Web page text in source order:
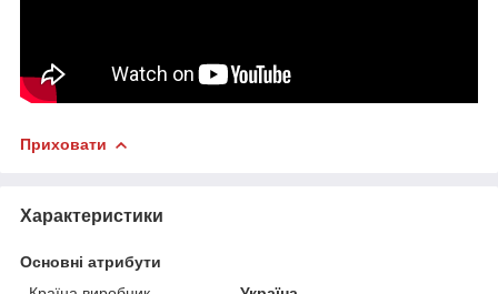
Приховати
Характеристики
Основні атрибути